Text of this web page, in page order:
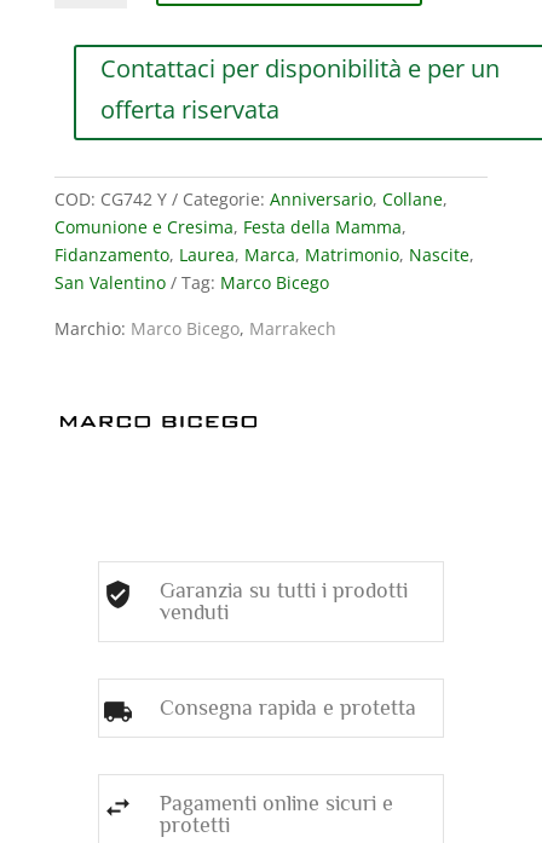
SUPREME
IN
ORO
GIALLO
quantità
Contattaci per disponibilità e per un
offerta riservata
COD: CG742 Y Categorie: Anniversario, Collane,
Comunione e Cresima, Festa della Mamma,
Fidanzamento, Laurea, Marca, Matrimonio, Nascite,
San Valentino
Tag: Marco Bicego
Marchio: Marco Bicego, Marrakech
Garanzia su tutti i prodotti
venduti
Consegna rapida e protetta
Pagamenti online sicuri e
protetti